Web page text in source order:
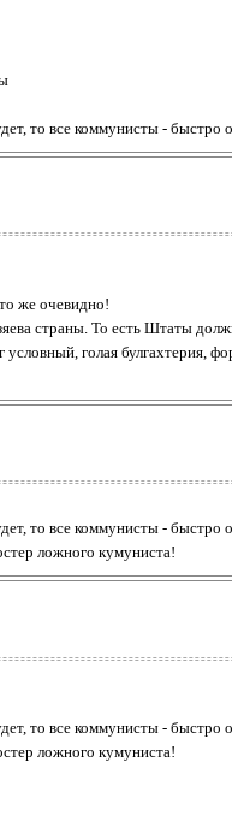
то все коммунисты - быстро
же очевидно!
страны. То есть Штаты
голая булгахтерия,
то все коммунисты - быстро
ложного кумуниста!
то все коммунисты - быстро
ложного кумуниста!